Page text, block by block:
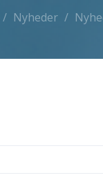
Nyheder